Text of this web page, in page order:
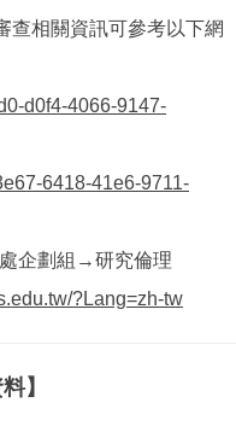
查相關資訊可參考以下網
d0f4-4066-9147-
6418-41e6-9711-
企劃組→研究倫理
?Lang=zh-tw
】